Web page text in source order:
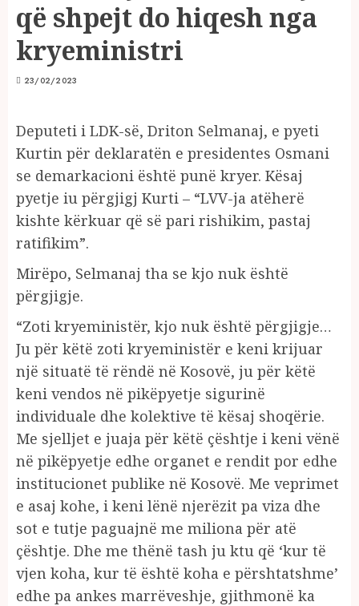
që shpejt do hiqesh nga
kryeministri
23/02/2023
Deputeti i LDK-së, Driton Selmanaj, e pyeti
Kurtin për deklaratën e presidentes Osmani
se demarkacioni është punë kryer. Kësaj
pyetje iu përgjigj Kurti – “LVV-ja atëherë
kishte kërkuar që së pari rishikim, pastaj
ratifikim”.
Mirëpo, Selmanaj tha se kjo nuk është
përgjigje.
“Zoti kryeministër, kjo nuk është përgjigje…
Ju për këtë zoti kryeministër e keni krijuar
një situatë të rëndë në Kosovë, ju për këtë
keni vendos në pikëpyetje sigurinë
individuale dhe kolektive të kësaj shoqërie.
Me sjelljet e juaja për këtë çështje i keni vënë
në pikëpyetje edhe organet e rendit por edhe
institucionet publike në Kosovë. Me veprimet
e asaj kohe, i keni lënë njerëzit pa viza dhe
sot e tutje paguajnë me miliona për atë
çështje. Dhe me thënë tash ju ktu që ‘kur të
vjen koha, kur të është koha e përshtatshme’
edhe pa ankes marrëveshje, gjithmonë ka